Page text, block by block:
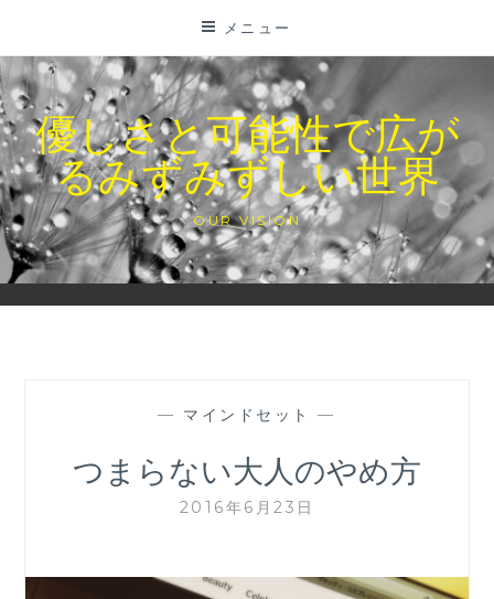
テ
ン
ツ
に
ス
キ
ッ
プ
メニュー
優しさと可能性で広が
るみずみずしい世界
OUR VISION
— マインドセット —
つまらない大人のやめ方
2016年6月23日